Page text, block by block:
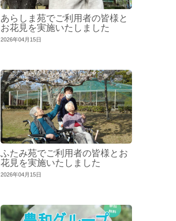
あらしま苑でご利用者の皆様と
お花見を実施いたしました
2026年04月15日
ふたみ苑でご利用者の皆様とお
花見を実施いたしました
2026年04月15日